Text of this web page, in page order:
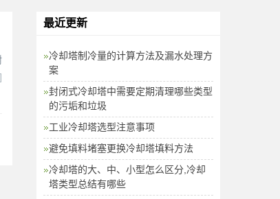
最近更新
冷却塔制冷量的计算方法及漏水处理方
案
封闭式冷却塔中需要定期清理哪些类型
的污垢和垃圾
工业冷却塔选型注意事项
避免填料堵塞更换冷却塔填料方法
冷却塔的大、中、小型怎么区分,冷却
塔类型总结有哪些